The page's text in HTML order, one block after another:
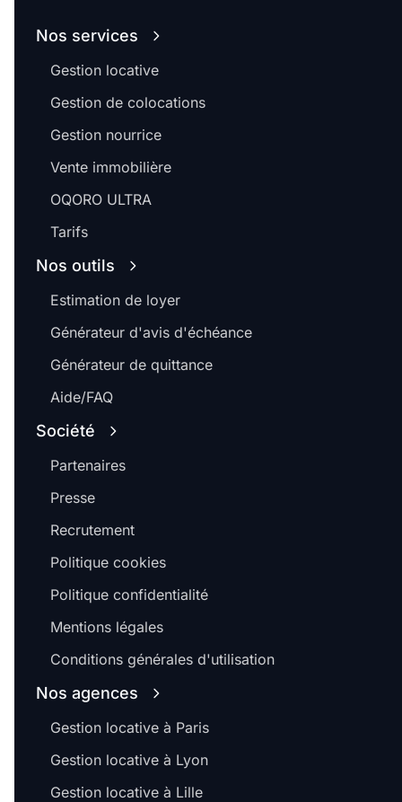
Nos services
Gestion locative
Gestion de colocations
Gestion nourrice
Vente immobilière
OQORO ULTRA
Tarifs
Nos outils
Estimation de loyer
Générateur d'avis d'échéance
Générateur de quittance
Aide/FAQ
Société
Partenaires
Presse
Recrutement
Politique cookies
Politique confidentialité
Mentions légales
Conditions générales d'utilisation
Nos agences
Gestion locative à Paris
Gestion locative à Lyon
Gestion locative à Lille